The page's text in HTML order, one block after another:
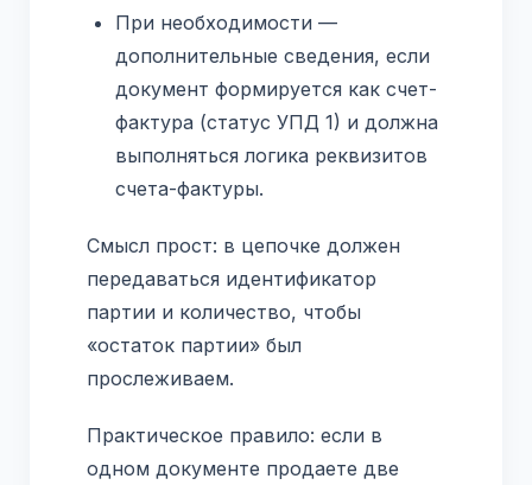
При необходимости —
дополнительные сведения, если
документ формируется как счет-
фактура (статус УПД 1) и должна
выполняться логика реквизитов
счета-фактуры.
Смысл прост: в цепочке должен
передаваться идентификатор
партии и количество, чтобы
«остаток партии» был
прослеживаем.
Практическое правило: если в
одном документе продаете две